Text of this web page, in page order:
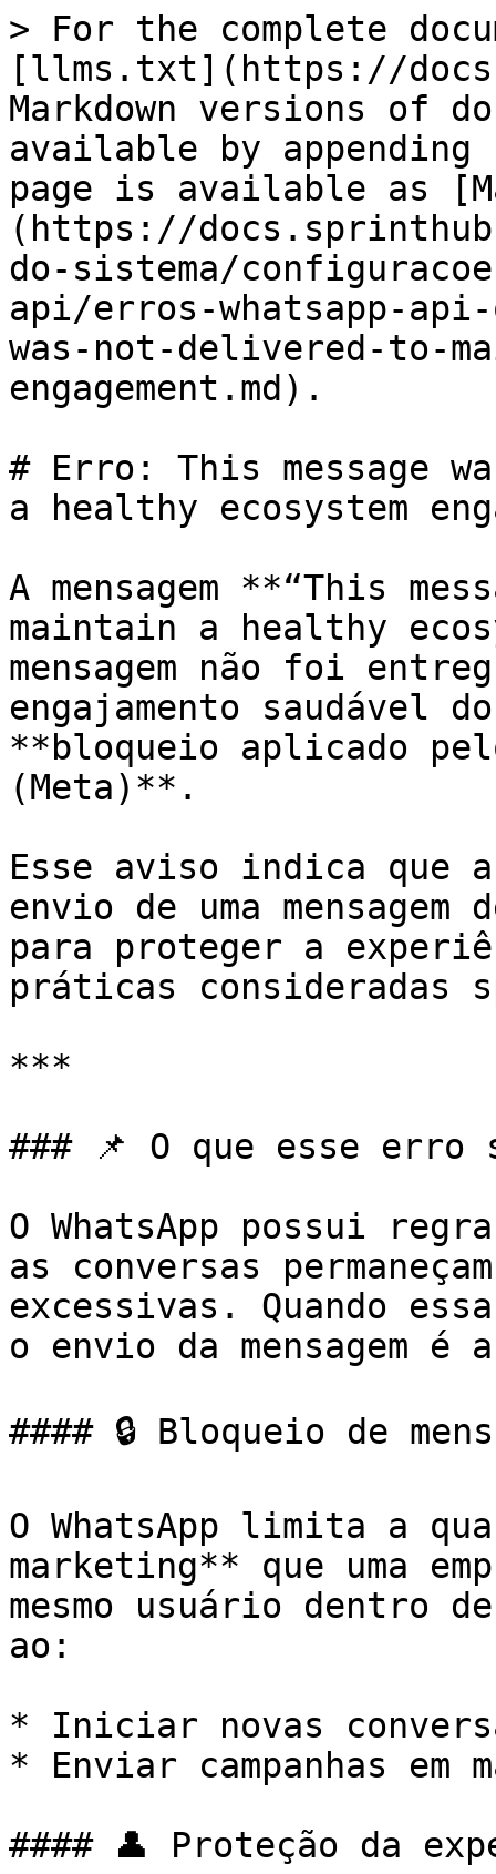
> For the complete
[llms.txt](https://
Markdown versions of
available by
page is available as
(https://
do-sistema/
api/erros-whatsapp-
was-not-delivered-to-
engagement.md).
# Erro: This message
a healthy ecosystem
A mensagem **“This
maintain a healthy
mensagem não foi
engajamento saudável
**bloqueio aplicado
(Meta)**.
Esse aviso indica que
envio de uma
para proteger a
práticas consideradas
***
### 📌 O que esse
O WhatsApp possui
as conversas
excessivas. Quando
o envio da mensagem é
#### 🔒 Bloqueio de
O WhatsApp limita a
marketing** que uma
mesmo usuário dentro
ao:
* Iniciar novas
* Enviar campanhas em
#### 👤 Proteção da